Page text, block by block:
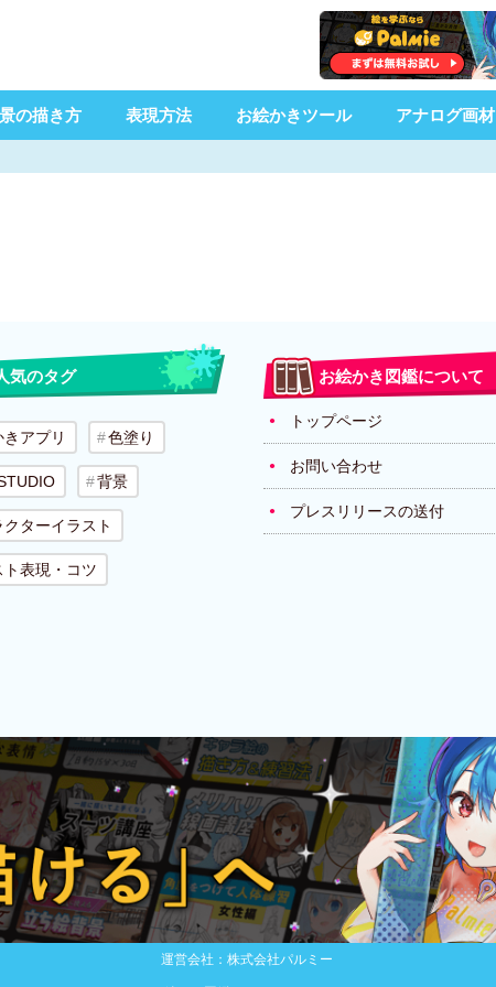
の描き方 表現方法 お絵かきツール アナログ画材
気のタグ
アプリ 色塗り
背景
ターイラスト
ト表現・コツ
お絵かき図鑑について
トップページ
お問い合わせ
プレスリリースの送付
運営会社：株式会社パルミー